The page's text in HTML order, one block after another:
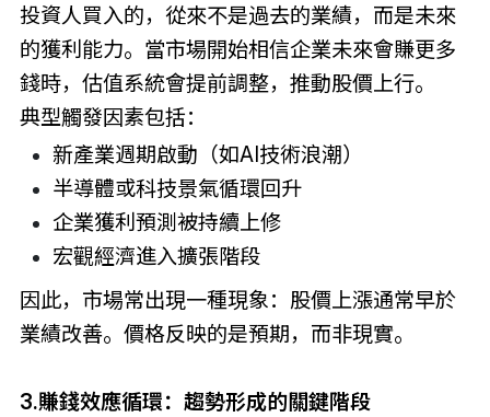
投資人買入的，從來不是過去的業績，而是未來
的獲利能力。當市場開始相信企業未來會賺更多
錢時，估值系統會提前調整，推動股價上行。
典型觸發因素包括：
新產業週期啟動（如AI技術浪潮）
半導體或科技景氣循環回升
企業獲利預測被持續上修
宏觀經濟進入擴張階段
因此，市場常出現一種現象：股價上漲通常早於
業績改善。價格反映的是預期，而非現實。
3.賺錢效應循環：趨勢形成的關鍵階段